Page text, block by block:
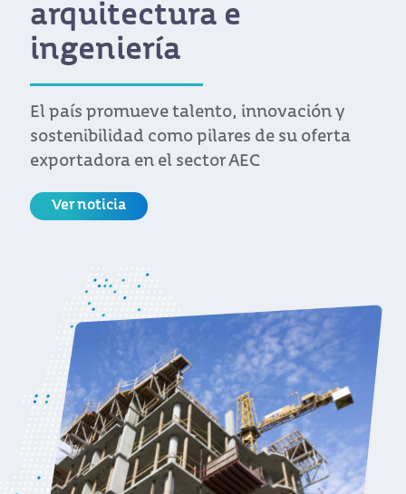
forestal-madera
especialistas se reunieron en el II Foro de
Inversión Europea en Uruguay.
Noticias
Ingeniería e Infraestructura
Exportaciones
Ordenar por